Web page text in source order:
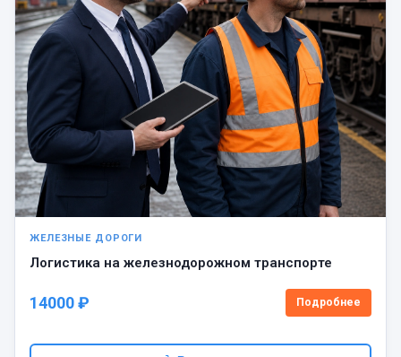
ЖЕЛЕЗНЫЕ ДОРОГИ
Логистика на железнодорожном транспорте
14000 ₽ Подробнее